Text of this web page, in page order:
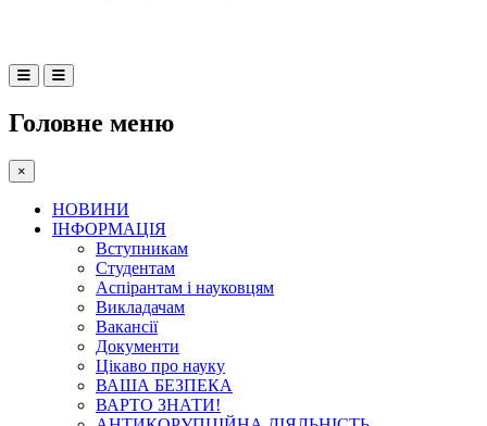
Головне меню
×
НОВИНИ
ІНФОРМАЦІЯ
Вступникам
Студентам
Аспірантам і науковцям
Викладачам
Вакансії
Документи
Цікаво про науку
ВАША БЕЗПЕКА
ВАРТО ЗНАТИ!